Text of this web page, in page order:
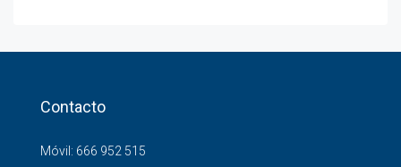
Contacto
Móvil: 666 952 515